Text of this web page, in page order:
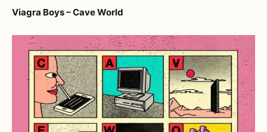
Viagra Boys – Cave World